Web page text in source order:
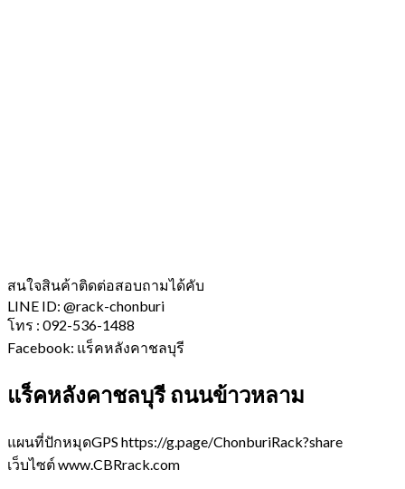
สนใจสินค้าติดต่อสอบถามได้คับ
LINE ID: @rack-chonburi
โทร : 092-536-1488
Facebook: แร็คหลังคาชลบุรี
แร็คหลังคาชลบุรี ถนนข้าวหลาม
แผนที่ปักหมุดGPS https://g.page/ChonburiRack?share
เว็บไซต์ www.CBRrack.com